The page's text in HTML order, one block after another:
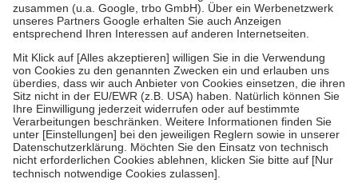
Verordnung.
Um das Engagement der Versicherten für ihre eigene Gesundheit zu
stärken und die besondere Stellung der Familie zu unterstützen,
fallenkeine Zuzahlungenan bei:
• Kindern und Jugendlichen bis zum vollendeten 18. Lebensjahr
mit Ausnahme der Fahrkosten
• Untersuchungen zur Vorsorge und Früherkennung, die von der
GKV getragen werden
• empfohlenen Schutzimpfungen
• Harn- und Blutteststreifen